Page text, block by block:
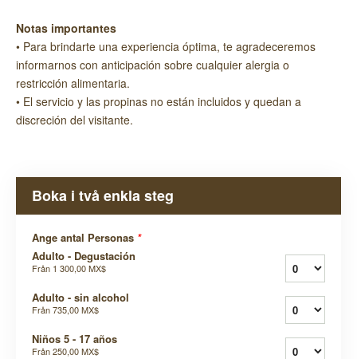
Notas importantes
• Para brindarte una experiencia óptima, te agradeceremos
informarnos con anticipación sobre cualquier alergia o
restricción alimentaria.
• El servicio y las propinas no están incluidos y quedan a
discreción del visitante.
Boka i två enkla steg
Ange antal Personas *
Adulto - Degustación
Från 1 300,00 MX$
Adulto - sin alcohol
Från735,00 MX$
Niños 5 - 17 años
Från250,00 MX$